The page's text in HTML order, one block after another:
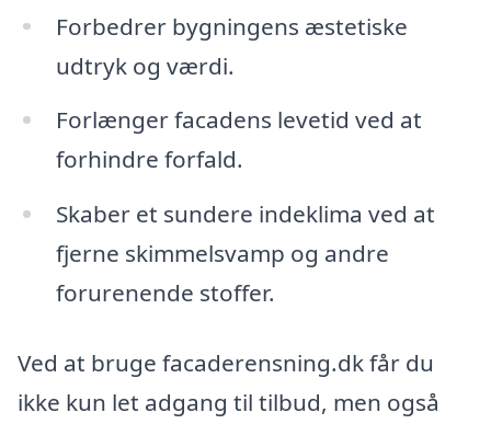
Forbedrer bygningens æstetiske
udtryk og værdi.
Forlænger facadens levetid ved at
forhindre forfald.
Skaber et sundere indeklima ved at
fjerne skimmelsvamp og andre
forurenende stoffer.
Ved at bruge facaderensning.dk får du
ikke kun let adgang til tilbud, men også